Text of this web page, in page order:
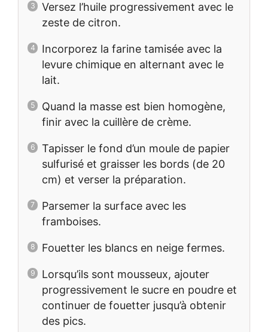
Versez l’huile progressivement avec le
zeste de citron.
Incorporez la farine tamisée avec la
levure chimique en alternant avec le
lait.
Quand la masse est bien homogène,
finir avec la cuillère de crème.
Tapisser le fond d’un moule de papier
sulfurisé et graisser les bords (de 20
cm) et verser la préparation.
Parsemer la surface avec les
framboises.
Fouetter les blancs en neige fermes.
Lorsqu’ils sont mousseux, ajouter
progressivement le sucre en poudre et
continuer de fouetter jusqu’à obtenir
des pics.